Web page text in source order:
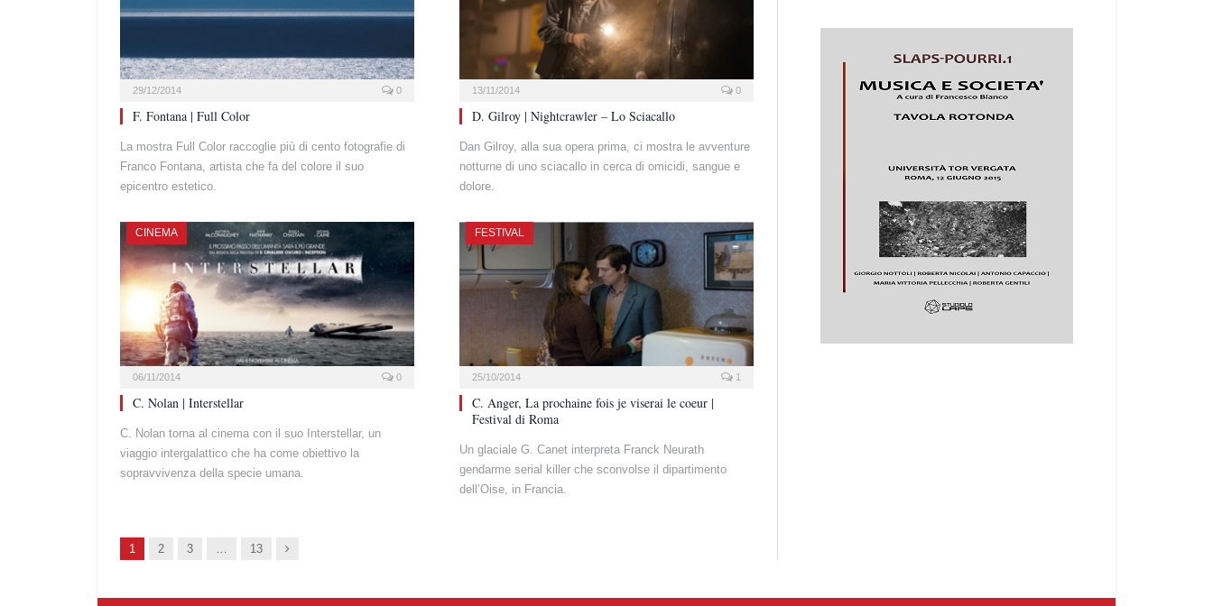
29/12/2014 0
F. Fontana | Full Color
La mostra Full Color raccoglie più di cento fotografie di
Franco Fontana, artista che fa del colore il suo
epicentro estetico.
13/11/2014 0
D. Gilroy | Nightcrawler – Lo Sciacallo
Dan Gilroy, alla sua opera prima, ci mostra le avventure
notturne di uno sciacallo in cerca di omicidi, sangue e
dolore.
CINEMA
06/11/2014 0
C. Nolan | Interstellar
C. Nolan torna al cinema con il suo Interstellar, un
viaggio intergalattico che ha come obiettivo la
sopravvivenza della specie umana.
FESTIVAL
25/10/2014 1
C. Anger, La prochaine fois je viserai le coeur |
Festival di Roma
Un glaciale G. Canet interpreta Franck Neurath
gendarme serial killer che sconvolse il dipartimento
dell’Oise, in Francia.
1 2 3 … 13 Succ.